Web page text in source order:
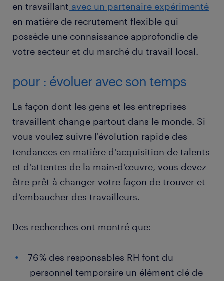
en travaillant avec un partenaire expérimenté
en matière de recrutement flexible qui
possède une connaissance approfondie de
votre secteur et du marché du travail local.
pour : évoluer avec son temps
La façon dont les gens et les entreprises
travaillent change partout dans le monde. Si
vous voulez suivre l'évolution rapide des
tendances en matière d'acquisition de talents
et d'attentes de la main-d'œuvre, vous devez
être prêt à changer votre façon de trouver et
d'embaucher des travailleurs.
Des recherches ont montré que:
76 % des responsables RH font du
personnel temporaire un élément clé de